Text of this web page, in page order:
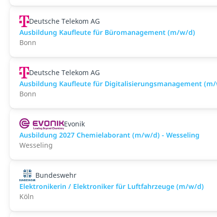
Deutsche Telekom AG
Ausbildung Kaufleute für Büromanagement (m/w/d)
Bonn
Deutsche Telekom AG
Ausbildung Kaufleute für Digitalisierungsmanagement
Bonn
Evonik
Ausbildung 2027 Chemielaborant (m/w/d) - Wesseling
Wesseling
Bundeswehr
Elektronikerin / Elektroniker für Luft­fahr­zeuge (m/w/d)
Köln